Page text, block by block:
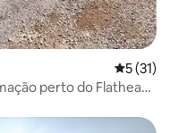
5 de uma
5 (31)
perto do Flathead